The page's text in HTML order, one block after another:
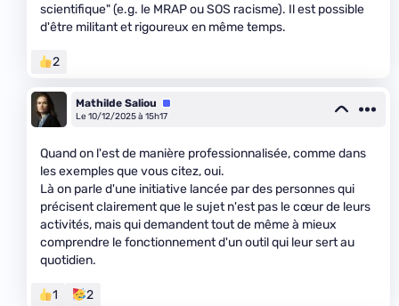
scientifique" (e.g. le MRAP ou SOS racisme). Il est possible
d'être militant et rigoureux en même temps.
2
Mathilde Saliou
Équipe
Le 10/12/2025 à 15h17
Quand on l'est de manière professionnalisée, comme dans
les exemples que vous citez, oui.
Là on parle d'une initiative lancée par des personnes qui
précisent clairement que le sujet n'est pas le cœur de leurs
activités, mais qui demandent tout de même à mieux
comprendre le fonctionnement d'un outil qui leur sert au
quotidien.
1 2